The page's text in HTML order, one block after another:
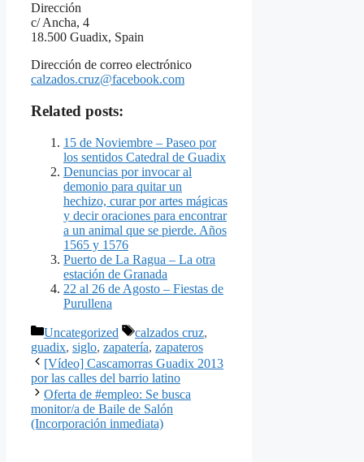
Dirección
c/ Ancha, 4
18.500 Guadix, Spain
Dirección de correo electrónico
calzados.cruz@facebook.com
Related posts:
15 de Noviembre – Paseo por
los sentidos Catedral de Guadix
Denuncias por invocar al
demonio para quitar un
hechizo, curar por artes mágicas
y decir oraciones para encontrar
a un animal que se pierde. Años
1565 y 1576
Puerto de La Ragua – La otra
estación de Granada
22 al 26 de Agosto – Fiestas de
Purullena
Categorías
Uncategorized Etiquetas
calzados cruz,
guadix, siglo, zapatería, zapateros
[Vídeo] Cascamorras Guadix 2013
por las calles del barrio latino
Oferta de #empleo: Se busca
monitor/a de Baile de Salón
(Incorporación inmediata)